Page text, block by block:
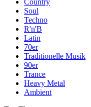
Country
Soul
Techno
R'n'B
Latin
70er
Traditionelle Musik
90er
Trance
Heavy Metal
Ambient